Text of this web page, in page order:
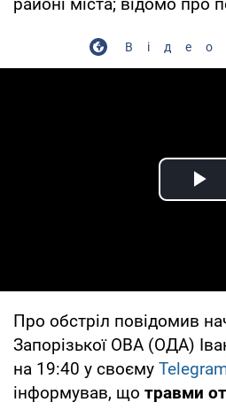
Про обстріл повідомив
Запорізької ОВА (ОДА)
на 19:40 у своєму
інформував, що травми